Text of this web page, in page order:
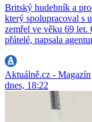
Britský hudebník a
který spolupracoval s
zemřel ve věku 69
přátelé, napsala
Aktuálně.cz - Magazín
dnes, 18:22